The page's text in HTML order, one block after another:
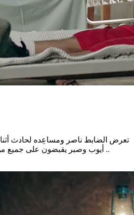
تعرض الضابط ناصر ومساعِده لحادث
.. أيوب وصبر يقبضون على جميع